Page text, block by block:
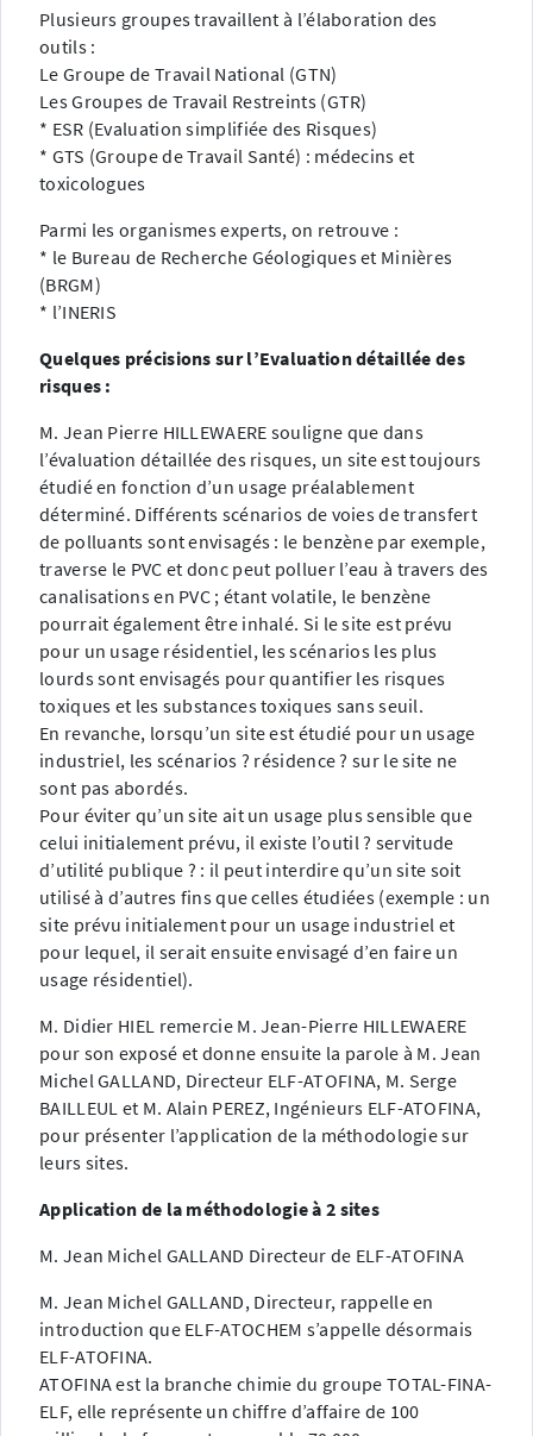
Plusieurs groupes travaillent à l’élaboration des
outils :
Le Groupe de Travail National (GTN)
Les Groupes de Travail Restreints (GTR)
* ESR (Evaluation simplifiée des Risques)
* GTS (Groupe de Travail Santé) : médecins et
toxicologues
Parmi les organismes experts, on retrouve :
* le Bureau de Recherche Géologiques et Minières
(BRGM)
* l’INERIS
Quelques précisions sur l’Evaluation détaillée des
risques :
M. Jean Pierre HILLEWAERE souligne que dans
l’évaluation détaillée des risques, un site est toujours
étudié en fonction d’un usage préalablement
déterminé. Différents scénarios de voies de transfert
de polluants sont envisagés : le benzène par exemple,
traverse le PVC et donc peut polluer l’eau à travers des
canalisations en PVC ; étant volatile, le benzène
pourrait également être inhalé. Si le site est prévu
pour un usage résidentiel, les scénarios les plus
lourds sont envisagés pour quantifier les risques
toxiques et les substances toxiques sans seuil.
En revanche, lorsqu’un site est étudié pour un usage
industriel, les scénarios ? résidence ? sur le site ne
sont pas abordés.
Pour éviter qu’un site ait un usage plus sensible que
celui initialement prévu, il existe l’outil ? servitude
d’utilité publique ? : il peut interdire qu’un site soit
utilisé à d’autres fins que celles étudiées (exemple : un
site prévu initialement pour un usage industriel et
pour lequel, il serait ensuite envisagé d’en faire un
usage résidentiel).
M. Didier HIEL remercie M. Jean-Pierre HILLEWAERE
pour son exposé et donne ensuite la parole à M. Jean
Michel GALLAND, Directeur ELF-ATOFINA, M. Serge
BAILLEUL et M. Alain PEREZ, Ingénieurs ELF-ATOFINA,
pour présenter l’application de la méthodologie sur
leurs sites.
Application de la méthodologie à 2 sites
M. Jean Michel GALLAND Directeur de ELF-ATOFINA
M. Jean Michel GALLAND, Directeur, rappelle en
introduction que ELF-ATOCHEM s’appelle désormais
ELF-ATOFINA.
ATOFINA est la branche chimie du groupe TOTAL-FINA-
ELF, elle représente un chiffre d’affaire de 100